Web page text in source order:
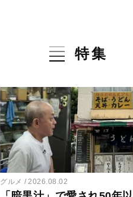
特集
グルメ 2026.08.02